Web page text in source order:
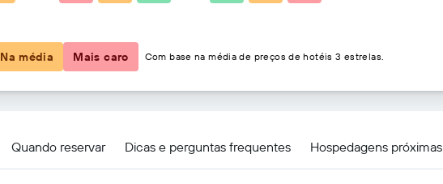
Quando reservar Dicas e perguntas frequentes Hospedagens próximas
Na média Mais caro Com base na média de preços de hotéis 3 estrelas.